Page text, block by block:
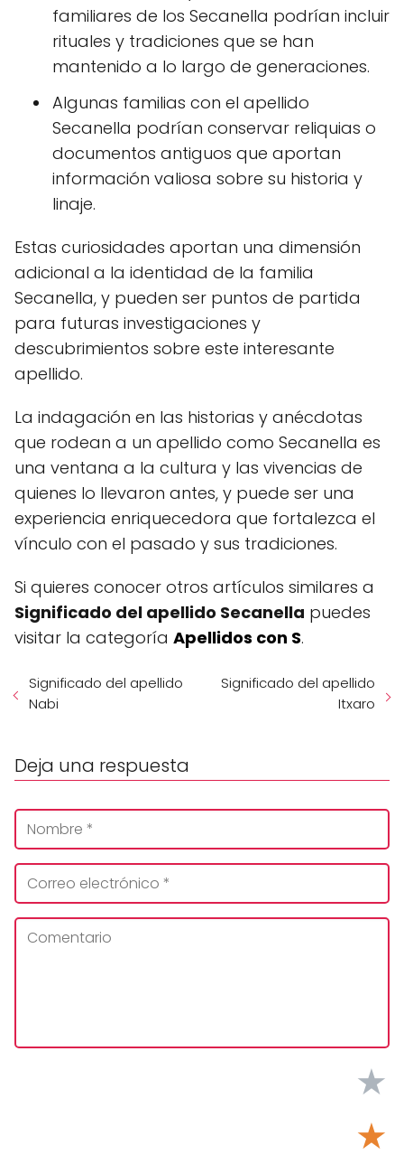
familiares de los Secanella podrían incluir
rituales y tradiciones que se han
mantenido a lo largo de generaciones.
Algunas familias con el apellido
Secanella podrían conservar reliquias o
documentos antiguos que aportan
información valiosa sobre su historia y
linaje.
Estas curiosidades aportan una dimensión
adicional a la identidad de la familia
Secanella, y pueden ser puntos de partida
para futuras investigaciones y
descubrimientos sobre este interesante
apellido.
La indagación en las historias y anécdotas
que rodean a un apellido como Secanella es
una ventana a la cultura y las vivencias de
quienes lo llevaron antes, y puede ser una
experiencia enriquecedora que fortalezca el
vínculo con el pasado y sus tradiciones.
Si quieres conocer otros artículos similares a
Significado del apellido Secanella puedes
visitar la categoría Apellidos con S.
Significado del apellido
Nabi
Significado del apellido
Itxaro
Deja una respuesta
★
★